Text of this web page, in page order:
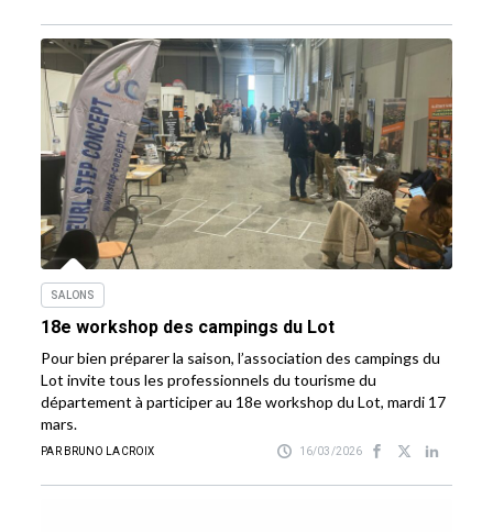
SALONS
18e workshop des campings du Lot
Pour bien préparer la saison, l’association des campings du
Lot invite tous les professionnels du tourisme du
département à participer au 18e workshop du Lot, mardi 17
mars.
PAR BRUNO LACROIX 16/03/2026